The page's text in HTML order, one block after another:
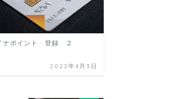
ナポイント 登録 ２
2022年4月3日